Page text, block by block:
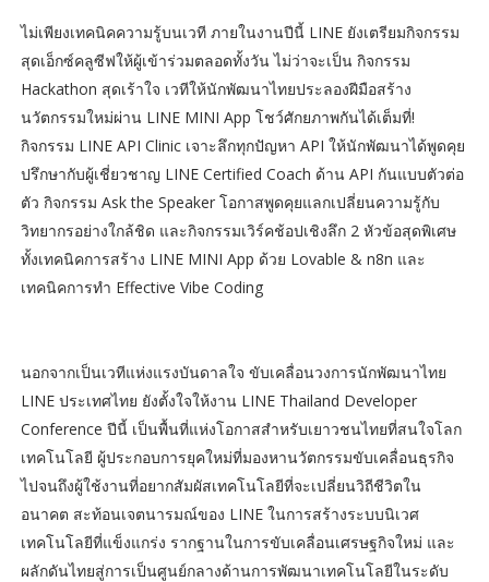
ไม่เพียงเทคนิคความรู้บนเวที ภายในงานปีนี้ LINE ยังเตรียมกิจกรรม
สุดเอ็กซ์คลูซีฟให้ผู้เข้าร่วมตลอดทั้งวัน ไม่ว่าจะเป็น กิจกรรม
Hackathon สุดเร้าใจ เวทีให้นักพัฒนาไทยประลองฝีมือสร้าง
นวัตกรรมใหม่ผ่าน LINE MINI App โชว์ศักยภาพกันได้เต็มที่!
กิจกรรม LINE API Clinic เจาะลึกทุกปัญหา API ให้นักพัฒนาได้พูดคุย
ปรึกษากับผู้เชี่ยวชาญ LINE Certified Coach ด้าน API กันแบบตัวต่อ
ตัว กิจกรรม Ask the Speaker โอกาสพูดคุยแลกเปลี่ยนความรู้กับ
วิทยากรอย่างใกล้ชิด และกิจกรรมเวิร์คช้อปเชิงลึก 2 หัวข้อสุดพิเศษ
ทั้งเทคนิคการสร้าง LINE MINI App ด้วย Lovable & n8n และ
เทคนิคการทำ Effective Vibe Coding
นอกจากเป็นเวทีแห่งแรงบันดาลใจ ขับเคลื่อนวงการนักพัฒนาไทย
LINE ประเทศไทย ยังตั้งใจให้งาน LINE Thailand Developer
Conference ปีนี้ เป็นพื้นที่แห่งโอกาสสำหรับเยาวชนไทยที่สนใจโลก
เทคโนโลยี ผู้ประกอบการยุคใหม่ที่มองหานวัตกรรมขับเคลื่อนธุรกิจ
ไปจนถึงผู้ใช้งานที่อยากสัมผัสเทคโนโลยีที่จะเปลี่ยนวิถีชีวิตใน
อนาคต สะท้อนเจตนารมณ์ของ LINE ในการสร้างระบบนิเวศ
เทคโนโลยีที่แข็งแกร่ง รากฐานในการขับเคลื่อนเศรษฐกิจใหม่ และ
ผลักดันไทยสู่การเป็นศูนย์กลางด้านการพัฒนาเทคโนโลยีในระดับ